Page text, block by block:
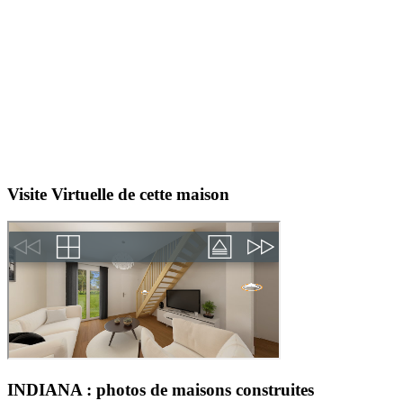
Visite Virtuelle de cette maison
INDIANA : photos de maisons construites